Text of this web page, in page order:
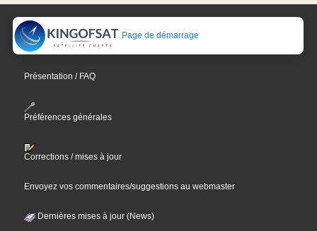
Page de démarrage
Présentation / FAQ
Préférences générales
Corrections / mises à jour
Envoyez vos commentaires/suggestions au webmaster
Dernières mises à jour (News)